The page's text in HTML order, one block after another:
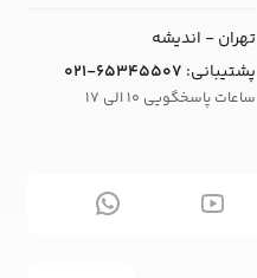
تهران - اندیشه
پشتیبانی: 021-65345507
ساعات پاسخگویی 10 الی 17